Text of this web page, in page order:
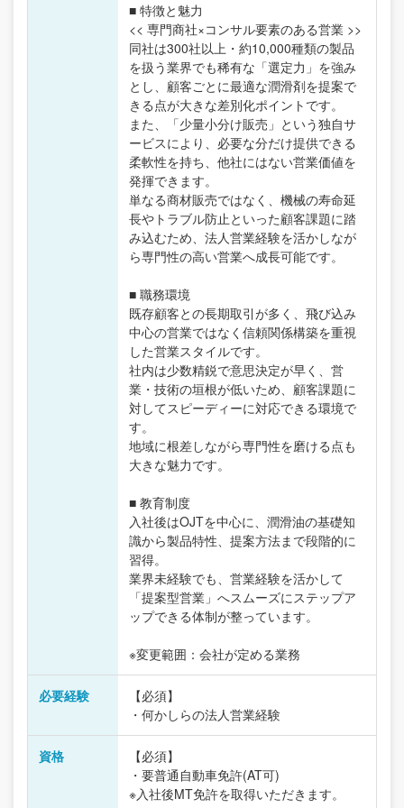
■ 特徴と魅力
<< 専門商社×コンサル要素のある営業 >>
同社は300社以上・約10,000種類の製品
を扱う業界でも稀有な「選定力」を強み
とし、顧客ごとに最適な潤滑剤を提案で
きる点が大きな差別化ポイントです。
また、「少量小分け販売」という独自サ
ービスにより、必要な分だけ提供できる
柔軟性を持ち、他社にはない営業価値を
発揮できます。
単なる商材販売ではなく、機械の寿命延
長やトラブル防止といった顧客課題に踏
み込むため、法人営業経験を活かしなが
ら専門性の高い営業へ成長可能です。
■ 職務環境
既存顧客との長期取引が多く、飛び込み
中心の営業ではなく信頼関係構築を重視
した営業スタイルです。
社内は少数精鋭で意思決定が早く、営
業・技術の垣根が低いため、顧客課題に
対してスピーディーに対応できる環境で
す。
地域に根差しながら専門性を磨ける点も
大きな魅力です。
■ 教育制度
入社後はOJTを中心に、潤滑油の基礎知
識から製品特性、提案方法まで段階的に
習得。
業界未経験でも、営業経験を活かして
「提案型営業」へスムーズにステップア
ップできる体制が整っています。
※変更範囲：会社が定める業務
必要経験
【必須】
・何かしらの法人営業経験
資格
【必須】
・要普通自動車免許(AT可)
※入社後MT免許を取得いただきます。